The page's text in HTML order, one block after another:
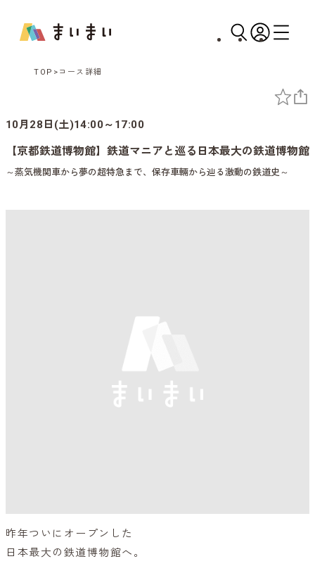
TOP コース詳細
10月28日(土)14:00～17:00
【京都鉄道博物館】鉄道マニアと巡る日本最大の鉄道博物館
～蒸気機関車から夢の超特急まで、保存車輛から辿る激動の鉄道史～
昨年ついにオープンした
日本最大の鉄道博物館へ。